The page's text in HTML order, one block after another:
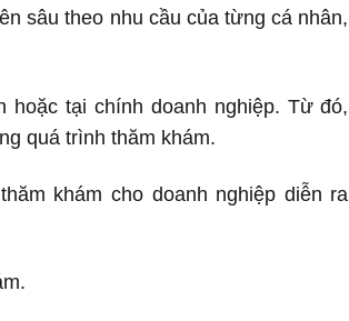
sâu theo nhu cầu của từng cá nhân,
hoặc tại chính doanh nghiệp. Từ đó,
quá trình thăm khám.
khám cho doanh nghiệp diễn ra